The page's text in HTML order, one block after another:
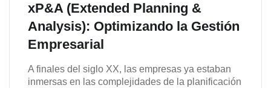
xP&A (Extended Planning &
Analysis): Optimizando la Gestión
Empresarial
A finales del siglo XX, las empresas ya estaban
inmersas en las complejidades de la planificación